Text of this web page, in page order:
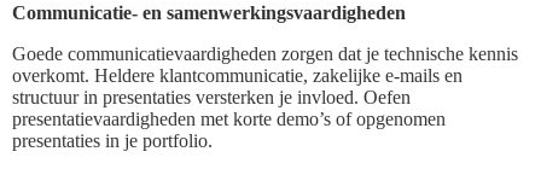
Communicatie- en samenwerkingsvaardigheden
Goede communicatievaardigheden zorgen dat je technische kennis
overkomt. Heldere klantcommunicatie, zakelijke e-mails en
structuur in presentaties versterken je invloed. Oefen
presentatievaardigheden met korte demo’s of opgenomen
presentaties in je portfolio.